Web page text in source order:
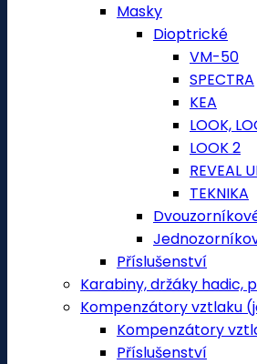
Masky
Dioptrické
VM-50
SPECTRA
KEA
LOOK,
LOOK 2
REVEAL
TEKNIKA
Příslušenství
Karabiny, držáky hadic,
Kompenzátory vztlaku
Kompenzátory
Příslušenství